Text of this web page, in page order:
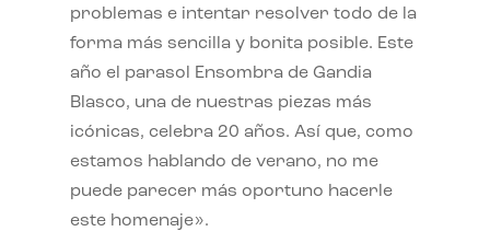
problemas e intentar resolver todo de la
forma más sencilla y bonita posible. Este
año el parasol Ensombra de Gandia
Blasco, una de nuestras piezas más
icónicas, celebra 20 años. Así que, como
estamos hablando de verano, no me
puede parecer más oportuno hacerle
este homenaje».